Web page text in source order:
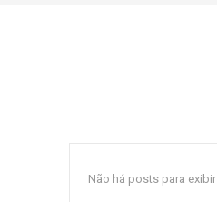
Não há posts para exibir